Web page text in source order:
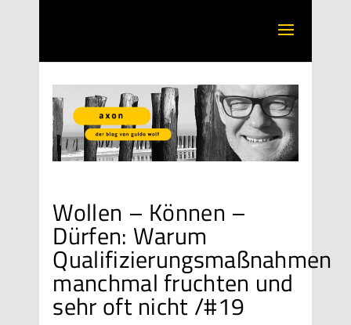
Wollen – Können –
Dürfen: Warum
Qualifizierungsmaßnahmen
manchmal fruchten und
sehr oft nicht /#19